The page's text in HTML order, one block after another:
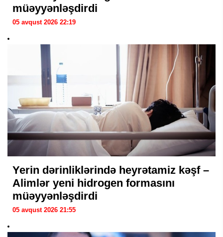
müəyyənləşdirdi
05 avqust 2026 22:19
Yerin dərinliklərində heyrətamiz kəşf –
Alimlər yeni hidrogen formasını
müəyyənləşdirdi
05 avqust 2026 21:55